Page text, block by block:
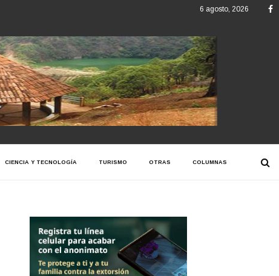
6 agosto, 2026
CIENCIA Y TECNOLOGÍA TURISMO OTRAS COLUMNAS